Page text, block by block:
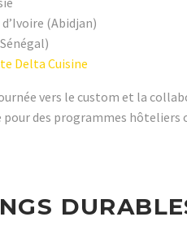
(Abidjan)
Delta Cuisine
vers le custom et la
des programmes hôteliers